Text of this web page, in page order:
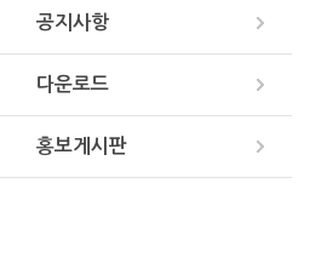
공지사항
다운로드
홍보게시판